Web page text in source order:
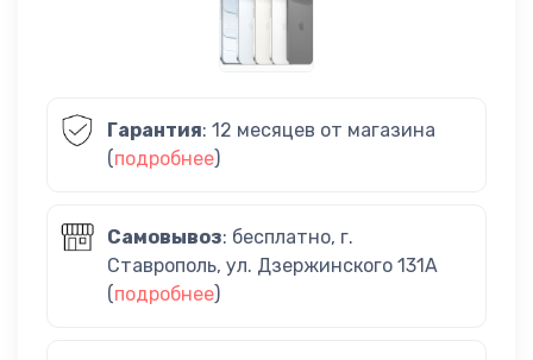
Гарантия: 12 месяцев от магазина
(подробнее)
Самовывоз: бесплатно, г.
Ставрополь, ул. Дзержинского 131А
(подробнее)